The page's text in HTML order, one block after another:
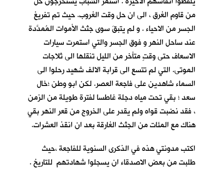
من قاوم الغرق ، الى ان حل وقت الغروب. حيث تم تفريغ
الجسر من الاحياء . و لم يتبقَ سوى جثث الأموات المُمدَّدة
عند ساحل النهر و فوق الجسر والتي استمرت سيارات
الاسعاف حتى وقتٍ متأخر من الليل تنقلها الى ثلاجات
الموتى. التي لم تتسع الى قرابة الالف شهيد رحلوا الى
السماء شاهدين على فاجعة العصر. لكن ابو وطن ؛خال
سعد ؛ بقي تحت مياه دجلة غاطسا لفترة طويلة من الزمن
، فقد نضبت قواه ولم يقدر على الخروج من قعر النهر بقي
هناك مع المئات من الجثث الغارقة بعد ان انقذ العشرات.
اكتب مدونتي هذه في الذكرى السنوية للفاجعة ،حيث
طلبت من بعض الاصدقاء ان يسجلوا شهادتهم للتاريخ .